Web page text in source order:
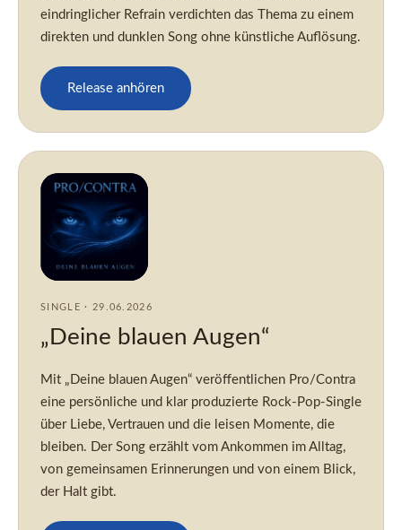
eindringlicher Refrain verdichten das Thema zu einem
direkten und dunklen Song ohne künstliche Auflösung.
Release anhören
SINGLE · 29.06.2026
„Deine blauen Augen“
Mit „Deine blauen Augen“ veröffentlichen Pro/Contra
eine persönliche und klar produzierte Rock-Pop-Single
über Liebe, Vertrauen und die leisen Momente, die
bleiben. Der Song erzählt vom Ankommen im Alltag,
von gemeinsamen Erinnerungen und von einem Blick,
der Halt gibt.